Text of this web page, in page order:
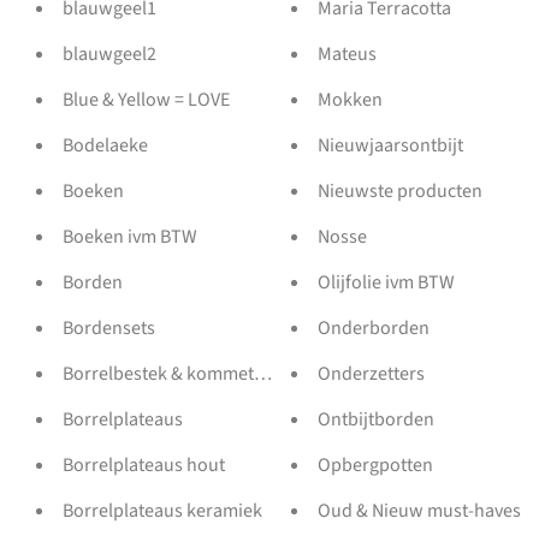
blauwgeel1
blauwgeel2
Blue & Yellow = LOVE
Bodelaeke
Boeken
Boeken ivm BTW
Borden
Bordensets
Borrelbestek & kommetjes
Borrelplateaus
Borrelplateaus hout
Borrelplateaus keramiek
Maria Terracotta
Mateus
Mokken
Nieuwjaarsontbijt
Nieuwste producten
Nosse
Olijfolie ivm BTW
Onderborden
Onderzetters
Ontbijtborden
Opbergpotten
Oud & Nieuw must-haves